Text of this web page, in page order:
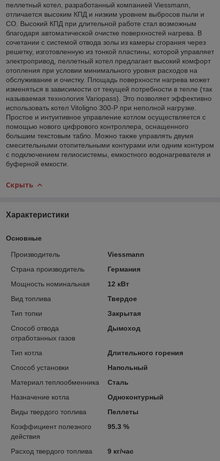
пеллетный котел, разработанный компанией Viessmann,
отличается высоким КПД и низким уровнем выбросов пыли и
СО. Высокий КПД при длительной работе стал возможным
благодаря автоматической очистке поверхностей нагрева. В
сочетании с системой отвода золы из камеры сгорания через
решетку, изготовленную из тонкой пластины, которой управляет
электропривод, пеллетный котел предлагает высокий комфорт
отопления при условии минимального уровня расходов на
обслуживание и очистку. Площадь поверхности нагрева может
изменяться в зависимости от текущей потребности в тепле (так
называемая технология Variopass). Это позволяет эффективно
использовать котел Vitoligno 300-P при неполной нагрузке.
Простое и интуитивное управление котлом осуществляется с
помощью нового цифрового контроллера, оснащенного
большим текстовым табло. Можно также управлять двумя
смесительными отопительными контурами или одним контуром
с подключением гелиосистемы, емкостного водонагревателя и
буферной емкости.
Скрыть
Характеристики
Основные
Производитель
Viessmann
Страна производитель
Германия
Мощность номинальная
12 кВт
Вид топлива
Твердое
Тип топки
Закрытая
Способ отвода
отработанных газов
Дымоход
Тип котла
Длительного горения
Способ установки
Напольный
Материал теплообменника
Сталь
Назначение котла
Одноконтурный
Виды твердого топлива
Пеллеты
Коэффициент полезного
действия
95.3 %
Расход твердого топлива
9 кг/час